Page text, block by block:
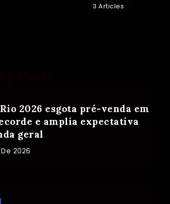
3 Articles
2026 esgota pré-venda em
e amplia expectativa
geral
2026